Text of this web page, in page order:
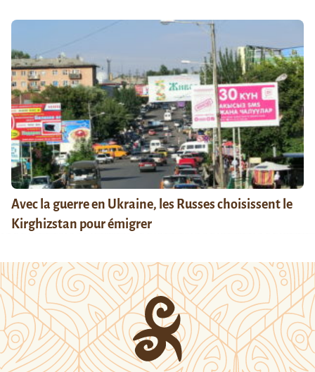
Avec la guerre en Ukraine, les Russes choisissent le
Kirghizstan pour émigrer